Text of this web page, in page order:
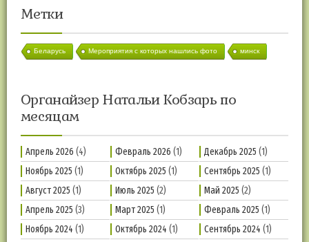
Метки
Беларусь Мероприятия с которых нашлись фото минск
Органайзер Натальи Кобзарь по
месяцам
Апрель 2026 (4) Февраль 2026 (1) Декабрь 2025 (1)
Ноябрь 2025 (1) Октябрь 2025 (1) Сентябрь 2025 (1)
Август 2025 (1) Июль 2025 (2) Май 2025 (2)
Апрель 2025 (3) Март 2025 (1) Февраль 2025 (1)
Ноябрь 2024 (1) Октябрь 2024 (1) Сентябрь 2024 (1)